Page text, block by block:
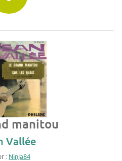
manitou
Vallée
: Ninja84